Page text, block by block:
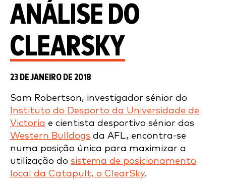
ANÁLISE DO
CLEARSKY
23 DE JANEIRO DE 2018
Sam Robertson, investigador sénior do
Instituto do Desporto da Universidade de
Victoria e cientista desportivo sénior dos
Western Bulldogs da AFL, encontra-se
numa posição única para maximizar a
utilização do sistema de posicionamento
local da Catapult, o ClearSky.